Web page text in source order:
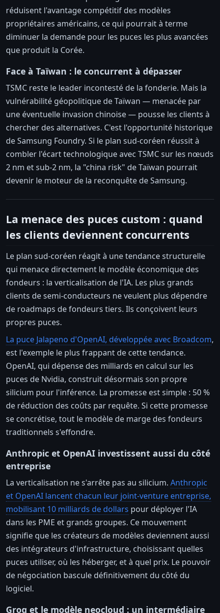
réduisent l'avantage compétitif des modèles
propriétaires américains, ce qui pourrait à terme
diminuer la demande pour les puces les plus avancées
que produit la Corée.
Face à Taïwan : le concurrent à dépasser
TSMC reste le leader incontesté de la fonderie. Mais la
vulnérabilité géopolitique de Taïwan — menacée par
une éventuelle invasion chinoise — pousse les clients à
chercher des alternatives. C'est l'opportunité historique
de Samsung Foundry. Si le plan sud-coréen réussit à
combler l'écart technologique avec TSMC sur les nœuds
2 nm et sub-2 nm, la "china risk" de Taïwan pourrait
devenir le moteur de la reconquête de Samsung.
La menace des puces custom : quand
les clients deviennent concurrents
Le plan sud-coréen réagit à une tendance structurelle
qui menace directement le modèle économique des
fondeurs : la verticalisation de l'IA. Les plus grands
clients de semi-conducteurs ne veulent plus dépendre
de roadmaps de fondeurs tiers. Ils conçoivent leurs
propres puces.
La puce Jalapeno d'OpenAI, développée avec Broadcom,
est l'exemple le plus frappant de cette tendance.
OpenAI, qui dépense des milliards en calcul sur les
puces de Nvidia, construit désormais son propre
silicium pour l'inférence. La promesse est simple : 50 %
de réduction des coûts par requête. Si cette promesse
se concrétise, tout le modèle de marge des fondeurs
traditionnels s'effondre.
Anthropic et OpenAI investissent aussi du côté
entreprise
La verticalisation ne s'arrête pas au silicium. Anthropic
et OpenAI lancent chacun leur joint-venture entreprise,
mobilisant 10 milliards de dollars pour déployer l'IA
dans les PME et grands groupes. Ce mouvement
signifie que les créateurs de modèles deviennent aussi
des intégrateurs d'infrastructure, choisissant quelles
puces utiliser, où les héberger, et à quel prix. Le pouvoir
de négociation bascule définitivement du côté du
logiciel.
Groq et le modèle neocloud : un intermédiaire